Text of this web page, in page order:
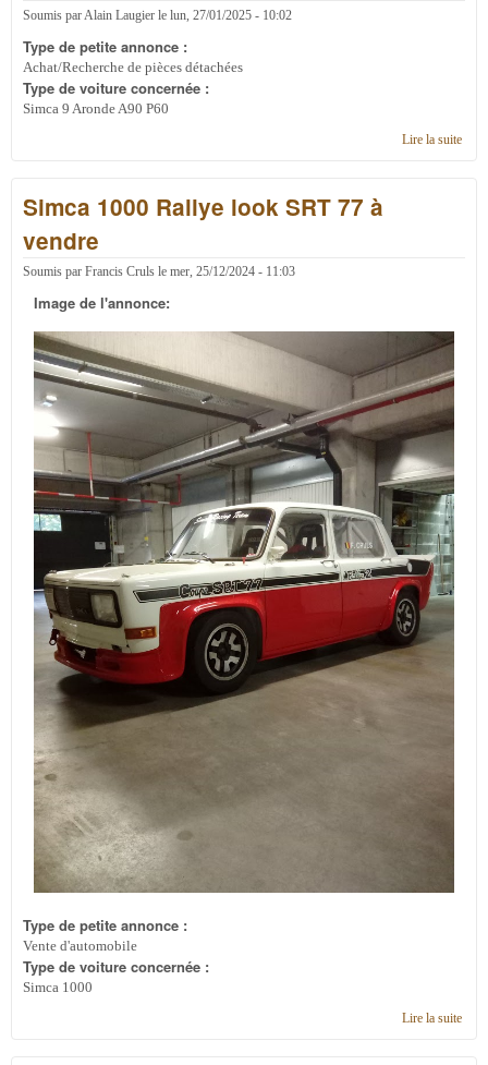
Soumis par Alain Laugier le lun, 27/01/2025 - 10:02
Type de petite annonce :
Achat/Recherche de pièces détachées
Type de voiture concernée :
Simca 9 Aronde A90 P60
Lire la suitede
Simca 1000 Rallye look SRT 77 à
vendre
Soumis par Francis Cruls le mer, 25/12/2024 - 11:03
Image de l'annonce:
Type de petite annonce :
Vente d'automobile
Type de voiture concernée :
Simca 1000
Lire la suitede